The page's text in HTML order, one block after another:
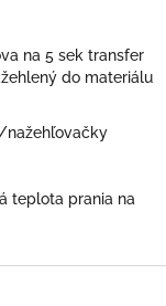
na 5 sek transfer
do materiálu
nažehľovačky
teplota prania na